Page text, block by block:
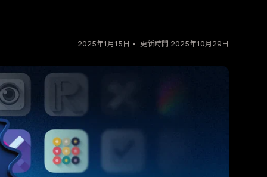
2025年1月15日 更新時間 2025年10月29日